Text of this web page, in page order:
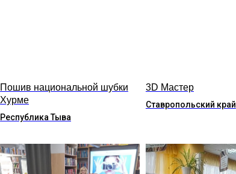
Пошив национальной шубки
Хурме
Республика Тыва
3D Мастер
Ставропольский край